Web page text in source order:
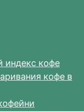
индекс кофе
кофе в